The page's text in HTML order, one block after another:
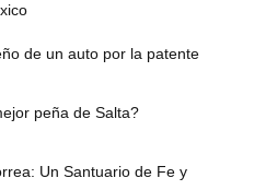
de un auto por la patente
peña de Salta?
Un Santuario de Fe y